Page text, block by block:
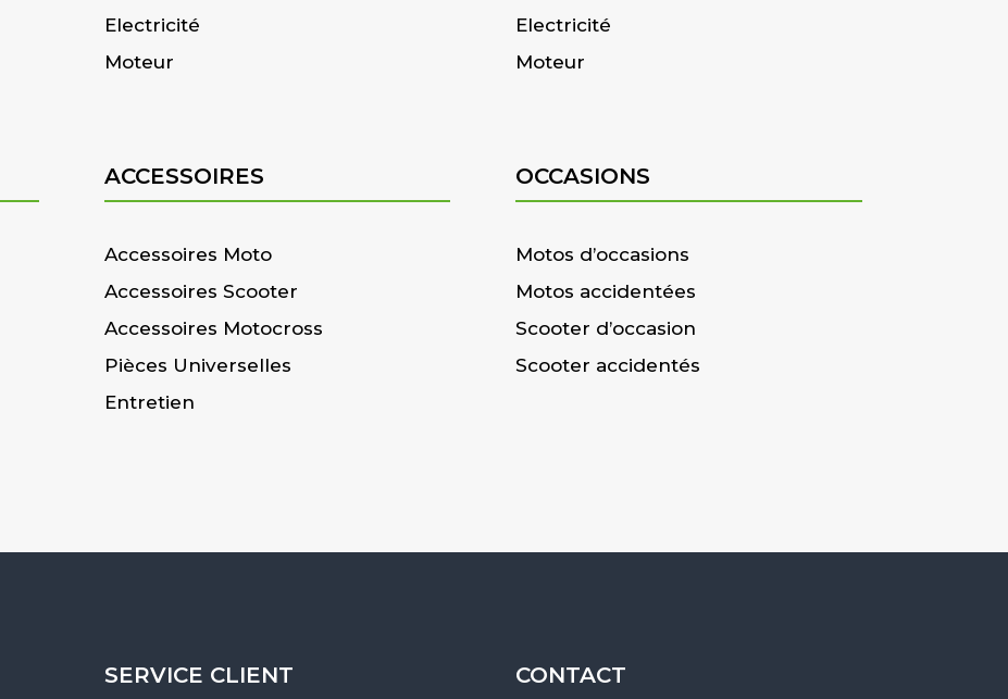
Electricité
Moteur
Electricité
Moteur
ACCESSOIRES
Accessoires Moto
Accessoires Scooter
Accessoires Motocross
Pièces Universelles
Entretien
OCCASIONS
Motos d’occasions
Motos accidentées
Scooter d’occasion
Scooter accidentés
SERVICE CLIENT CONTACT